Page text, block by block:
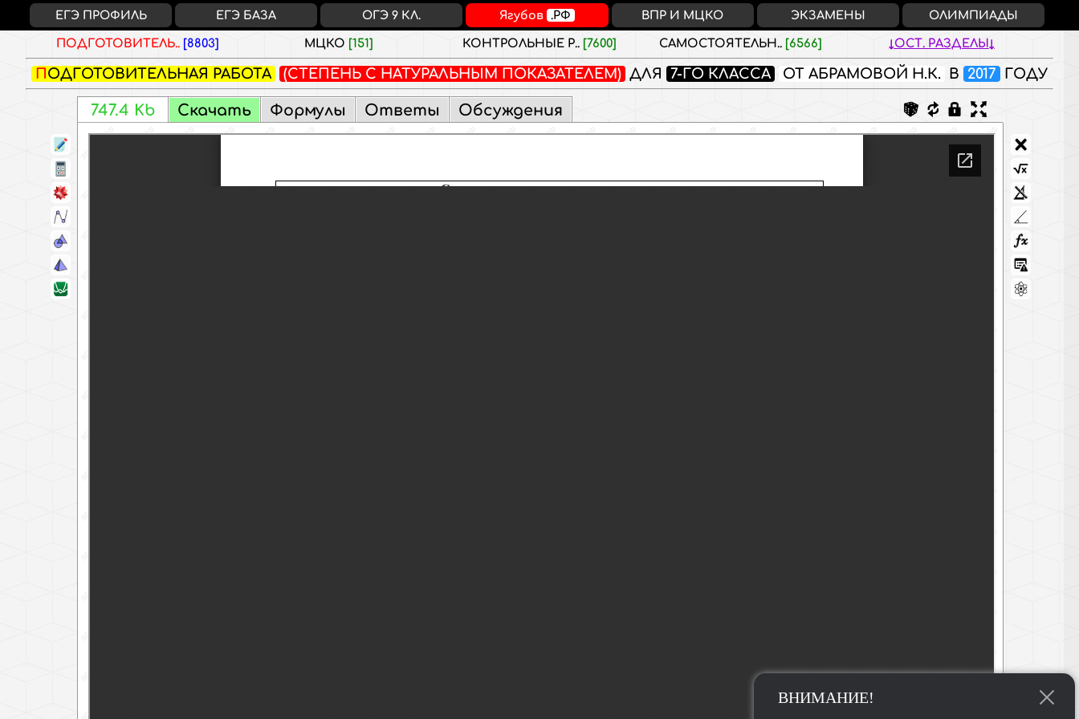
ВНИМАНИЕ!
ПОДГОТОВИТЕЛЬ.. [8803] МЦКО [151] КОНТРОЛЬНЫЕ Р.. [7600] САМОСТОЯТЕЛЬН.. [6566] ОСТ. РАЗДЕЛЫ
ПОДГОТОВИТЕЛЬНАЯ РАБОТА (СТЕПЕНЬ С НАТУРАЛЬНЫМ ПОКАЗАТЕЛЕМ) ДЛЯ 7-ГО КЛАССА ОТ АБРАМОВОЙ Н.К. В 2017 ГОДУ
9WOE Скачать Формулы Ответы Обсуждения
ЕГЭ ПРОФИЛЬ ЕГЭ БАЗА ОГЭ 9 КЛ. Ягубов .РФ ВПР И МЦКО ЭКЗАМЕНЫ ОЛИМПИАДЫ